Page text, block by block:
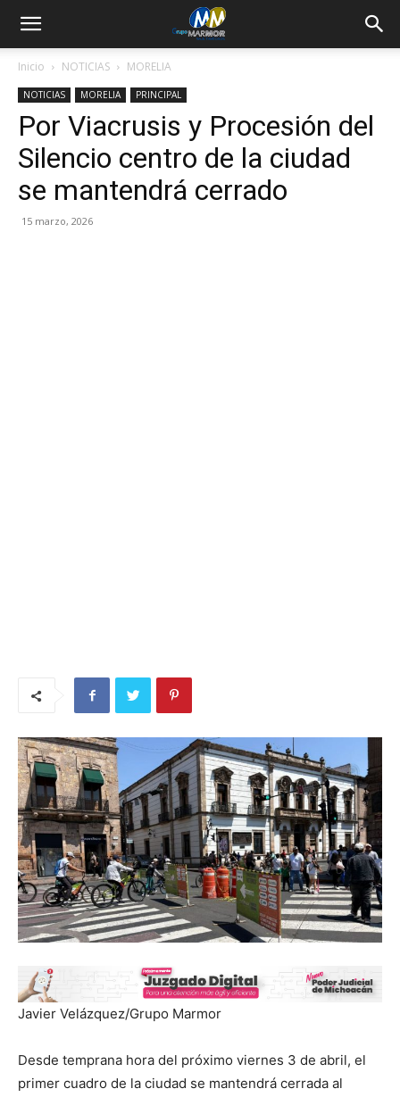
Inicio NOTICIAS MORELIA
NOTICIAS MORELIA PRINCIPAL
Por Viacrusis y Procesión del
Silencio centro de la ciudad
se mantendrá cerrado
15 marzo, 2026
Javier Velázquez/Grupo Marmor
Desde temprana hora del próximo viernes 3 de abril, el
primer cuadro de la ciudad se mantendrá cerrada al